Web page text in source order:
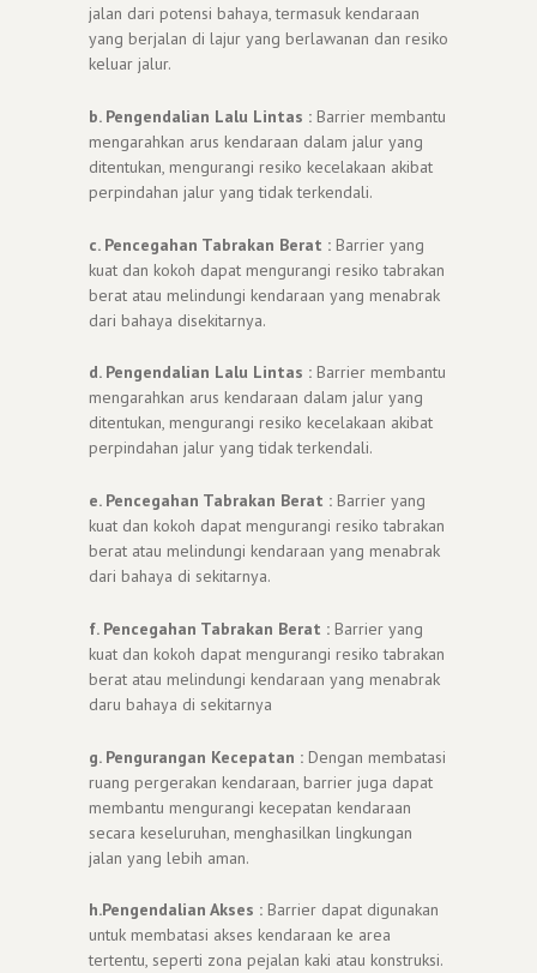
jalan dari potensi bahaya, termasuk kendaraan
yang berjalan di lajur yang berlawanan dan resiko
keluar jalur.
b. Pengendalian Lalu Lintas : Barrier membantu
mengarahkan arus kendaraan dalam jalur yang
ditentukan, mengurangi resiko kecelakaan akibat
perpindahan jalur yang tidak terkendali.
c. Pencegahan Tabrakan Berat : Barrier yang
kuat dan kokoh dapat mengurangi resiko tabrakan
berat atau melindungi kendaraan yang menabrak
dari bahaya disekitarnya.
d. Pengendalian Lalu Lintas : Barrier membantu
mengarahkan arus kendaraan dalam jalur yang
ditentukan, mengurangi resiko kecelakaan akibat
perpindahan jalur yang tidak terkendali.
e. Pencegahan Tabrakan Berat : Barrier yang
kuat dan kokoh dapat mengurangi resiko tabrakan
berat atau melindungi kendaraan yang menabrak
dari bahaya di sekitarnya.
f. Pencegahan Tabrakan Berat : Barrier yang
kuat dan kokoh dapat mengurangi resiko tabrakan
berat atau melindungi kendaraan yang menabrak
daru bahaya di sekitarnya
g. Pengurangan Kecepatan : Dengan membatasi
ruang pergerakan kendaraan, barrier juga dapat
membantu mengurangi kecepatan kendaraan
secara keseluruhan, menghasilkan lingkungan
jalan yang lebih aman.
h.Pengendalian Akses : Barrier dapat digunakan
untuk membatasi akses kendaraan ke area
tertentu, seperti zona pejalan kaki atau konstruksi.